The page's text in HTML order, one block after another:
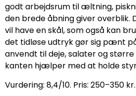
godt arbejdsrum til æltning,
den brede åbning giver overblik.
vil have en skål, som også kan
det tidløse udtryk gør sig pænt
anvendt til deje, salater og
kanten hjælper med at holde
Vurdering: 8,4/10. Pris: 250–350 kr.